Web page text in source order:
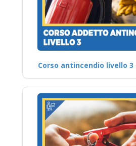
Corso antincendio livello